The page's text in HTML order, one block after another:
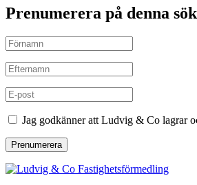
Prenumerera på denna
Jag godkänner att Ludvig & Co lagrar
Prenumerera